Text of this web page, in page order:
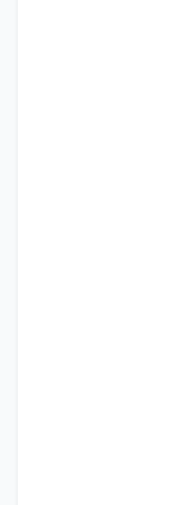
و ساختمانی
کمپانی اروپایی
رو در صرف
در هزینه و زمان
عضو شوید